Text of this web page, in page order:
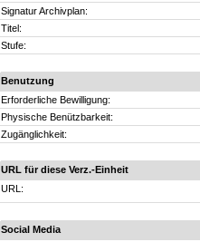
Signatur Archivplan:
Titel:
Stufe:
Benutzung
Erforderliche Bewilligung:
Physische Benützbarkeit:
Zugänglichkeit:
URL für diese Verz.-Einheit
URL:
Social Media